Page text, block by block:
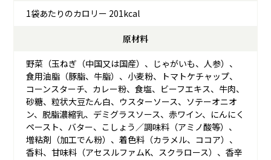
1袋あたりのカロリー 201kcal
原材料
野菜（玉ねぎ（中国又は国産）、じゃがいも、人参）、
食用油脂（豚脂、牛脂）、小麦粉、トマトケチャップ、
コーンスターチ、カレー粉、食塩、ビーフエキス、牛肉、
砂糖、粒状大豆たん白、ウスターソース、ソテーオニオ
ン、脱脂濃縮乳、デミグラスソース、赤ワイン、にんにく
ペースト、バター、こしょう／調味料（アミノ酸等）、
増粘剤（加工でん粉）、着色料（カラメル、ココア）、
香料、甘味料（アセスルファムK、スクラロース）、香辛